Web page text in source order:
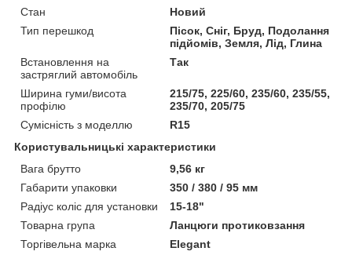
Стан
Новий
Тип перешкод
Пісок, Сніг, Бруд, Подолання
підйомів, Земля, Лід, Глина
Встановлення на
застряглий автомобіль
Так
Ширина гуми/висота
профілю
215/75, 225/60, 235/60, 235/55,
235/70, 205/75
Сумісність з моделлю
R15
Користувальницькі характеристики
Вага брутто
9,56 кг
Габарити упаковки
350 / 380 / 95 мм
Радіус коліс для установки
15-18"
Товарна група
Ланцюги протиковзання
Торгівельна марка
Elegant